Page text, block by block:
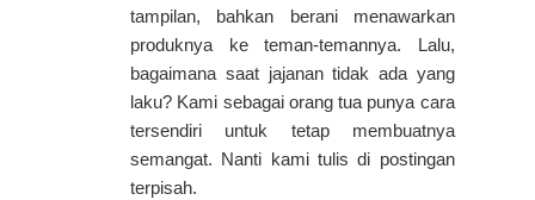
tampilan, bahkan berani menawarkan
produknya ke teman-temannya. Lalu,
bagaimana saat jajanan tidak ada yang
laku? Kami sebagai orang tua punya cara
tersendiri untuk tetap membuatnya
semangat. Nanti kami tulis di postingan
terpisah.